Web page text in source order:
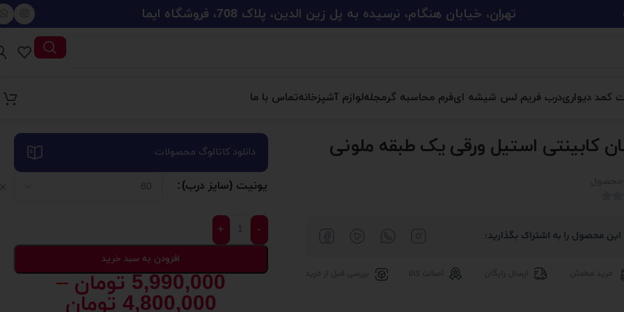
تهران، خیابان هنگام، نرسیده به پل زین الدین، پلاک 708، فروشگاه ایما
کمد دیواریدرب فریم لس شیشه ایفرم محاسبه گرمجلهلوازم آشپزخانهتماس با ما
کابینتی استیل ورقی یک طبقه ملونی دانلود کاتالوگ محصولات
یونیت (سایز درب)
-
+
افزودن به سبد خرید
5,990,000 تومان –
4,800,000 تومان